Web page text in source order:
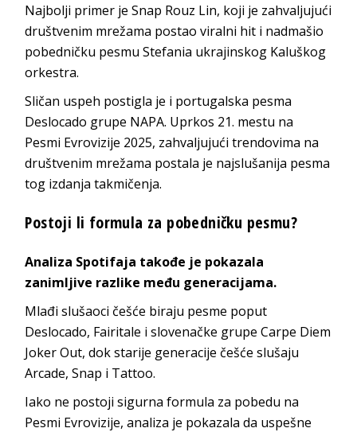
Najbolji primer je Snap Rouz Lin, koji je zahvaljujući
društvenim mrežama postao viralni hit i nadmašio
pobedničku pesmu Stefania ukrajinskog Kaluškog
orkestra.
Sličan uspeh postigla je i portugalska pesma
Deslocado grupe NAPA. Uprkos 21. mestu na
Pesmi Evrovizije 2025, zahvaljujući trendovima na
društvenim mrežama postala je najslušanija pesma
tog izdanja takmičenja.
Postoji li formula za pobedničku pesmu?
Analiza Spotifaja takođe je pokazala
zanimljive razlike među generacijama.
Mlađi slušaoci češće biraju pesme poput
Deslocado, Fairitale i slovenačke grupe Carpe Diem
Joker Out, dok starije generacije češće slušaju
Arcade, Snap i Tattoo.
Iako ne postoji sigurna formula za pobedu na
Pesmi Evrovizije, analiza je pokazala da uspešne